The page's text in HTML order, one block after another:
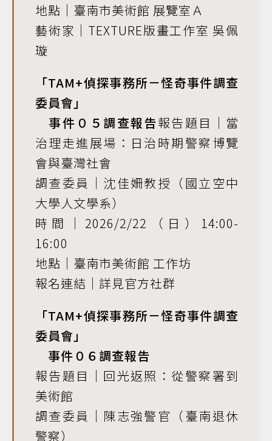
地點｜臺南市美術館 展覽室Ａ
藝術家｜TEXTURE版畫工作室 吳佩
璇
「TAM+偵探事務所－怪奇事件調查
委員會」
事件０５調查報告報告題目｜當
治理走進展場：日治時期警察博覽
會與臺灣社會
調查委員｜沈佳姍教授（國立空中
大學人文學系）
時間｜2026/2/22（日）14:00-
16:00
地點｜臺南市美術館 工作坊
報名連結｜詳見官方社群
「TAM+偵探事務所－怪奇事件調查
委員會」
事件０６調查報告
報告題目｜回光返照：從警察署到
美術館
調查委員｜陳志強警官（臺南退休
警察）